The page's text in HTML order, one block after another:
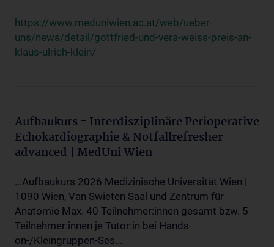
https://www.meduniwien.ac.at/web/ueber-
uns/news/detail/gottfried-und-vera-weiss-preis-an-
klaus-ulrich-klein/
Aufbaukurs - Interdisziplinäre Perioperative
Echokardiographie & Notfallrefresher
advanced | MedUni Wien
...Aufbaukurs 2026 Medizinische Universität Wien |
1090 Wien, Van Swieten Saal und Zentrum für
Anatomie Max. 40 Teilnehmer:innen gesamt bzw. 5
Teilnehmer:innen je Tutor:in bei Hands-
on-/Kleingruppen-Ses...